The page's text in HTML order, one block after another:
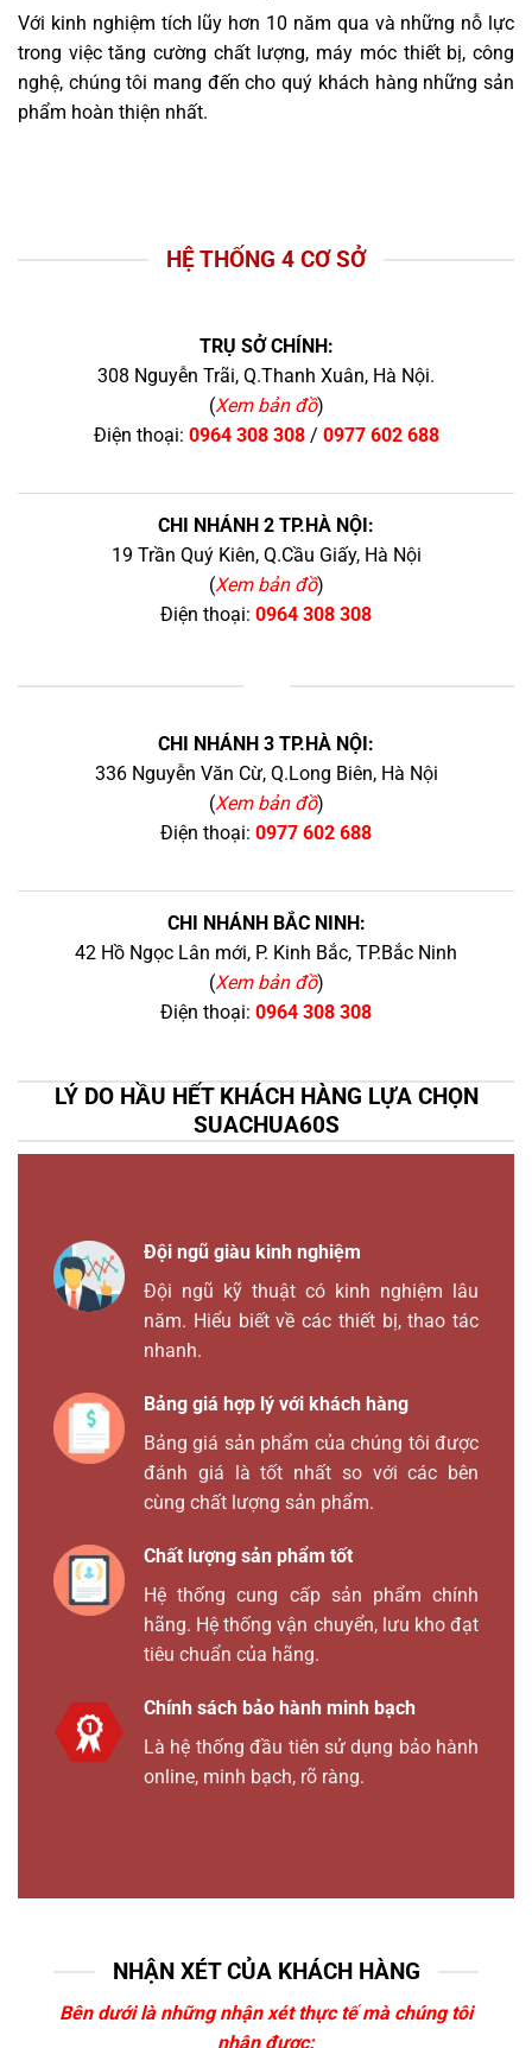
Với kinh nghiệm tích lũy hơn 10 năm qua và những nỗ lực
trong việc tăng cường chất lượng, máy móc thiết bị, công
nghệ, chúng tôi mang đến cho quý khách hàng những sản
phẩm hoàn thiện nhất.
HỆ THỐNG 4 CƠ SỞ
TRỤ SỞ CHÍNH:
308 Nguyễn Trãi, Q.Thanh Xuân, Hà Nội.
(Xem bản đồ)
Điện thoại: 0964 308 308/ 0977 602 688
CHI NHÁNH 2 TP.HÀ NỘI:
19 Trần Quý Kiên, Q.Cầu Giấy, Hà Nội
(Xem bản đồ)
Điện thoại: 0964 308 308
CHI NHÁNH 3 TP.HÀ NỘI:
336 Nguyễn Văn Cừ, Q.Long Biên, Hà Nội
(Xem bản đồ)
Điện thoại: 0977 602 688
CHI NHÁNH BẮC NINH:
42 Hồ Ngọc Lân mới, P. Kinh Bắc, TP.Bắc Ninh
(Xem bản đồ)
Điện thoại: 0964 308 308
LÝ DO HẦU HẾT KHÁCH HÀNG LỰA CHỌN
SUACHUA60S
Đội ngũ giàu kinh nghiệm
Đội ngũ kỹ thuật có kinh nghiệm lâu
năm. Hiểu biết về các thiết bị, thao tác
nhanh.
Bảng giá hợp lý với khách hàng
Bảng giá sản phẩm của chúng tôi được
đánh giá là tốt nhất so với các bên
cùng chất lượng sản phẩm.
Chất lượng sản phẩm tốt
Hệ thống cung cấp sản phẩm chính
hãng. Hệ thống vận chuyển, lưu kho đạt
tiêu chuẩn của hãng.
Chính sách bảo hành minh bạch
Là hệ thống đầu tiên sử dụng bảo hành
online, minh bạch, rõ ràng.
NHẬN XÉT CỦA KHÁCH HÀNG
Bên dưới là những nhận xét thực tế mà chúng tôi
nhận được: